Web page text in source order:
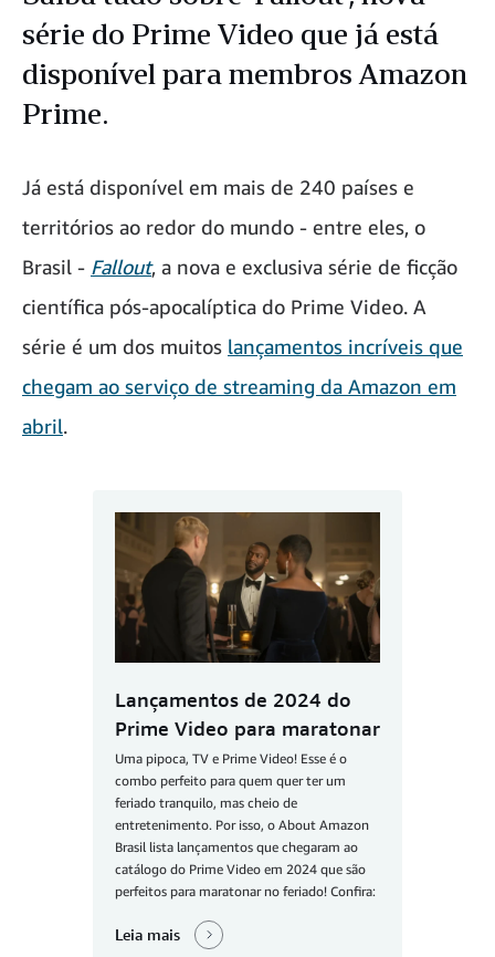
série do Prime Video que já está
disponível para membros Amazon
Prime.
Já está disponível em mais de 240 países e
territórios ao redor do mundo - entre eles, o
Brasil - Fallout, a nova e exclusiva série de ficção
científica pós-apocalíptica do Prime Video. A
série é um dos muitos lançamentos incríveis que
chegam ao serviço de streaming da Amazon em
abril.
Lançamentos de 2024 do
Prime Video para maratonar
Uma pipoca, TV e Prime Video! Esse é o
combo perfeito para quem quer ter um
feriado tranquilo, mas cheio de
entretenimento. Por isso, o About Amazon
Brasil lista lançamentos que chegaram ao
catálogo do Prime Video em 2024 que são
perfeitos para maratonar no feriado! Confira:
Leia mais